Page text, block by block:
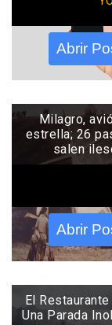
Abrir
Milagro,
estrella; 26
salen
Abrir
El
Una Parada